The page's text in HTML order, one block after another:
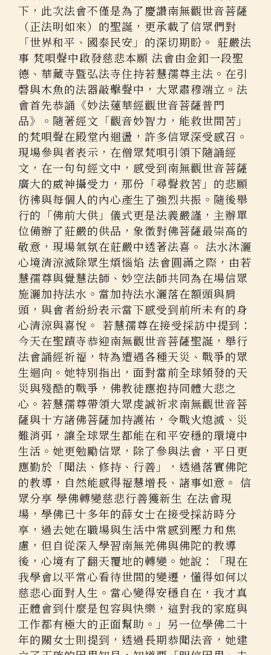
下，此次法會不僅是為了慶讚南無觀世音菩薩
（正法明如來）的聖誕，更承載了信眾們對
「世界和平、國泰民安」的深切期盼。 莊嚴法
事 梵唄聲中啟發慈悲本願 法會由金釦一段聖
德、華藏寺暨弘法寺住持若慧孺尊主法。在引
磬與木魚的法器敲擊聲中，大眾肅穆端立。法
會首先恭誦《妙法蓮華經觀世音菩薩普門
品》。隨著經文「觀音妙智力，能救世間苦」
的梵唄聲在殿堂內迴盪，許多信眾深受感召。
現場參與者表示，在僧眾梵唄引領下隨誦經
文，在一句句經文中，感受到南無觀世音菩薩
廣大的威神攝受力，那份「尋聲救苦」的悲願
彷彿與每個人的內心產生了強烈共振。隨後舉
行的「佛前大供」儀式更是法義嚴謹，主辦單
位備辦了莊嚴的供品，象徵對佛菩薩最崇高的
敬意，現場氣氛在莊嚴中透著法喜。 法水沐灑
心境清涼滅除眾生煩惱焰 法會圓滿之際，由若
慧孺尊與覺慧法師、妙空法師共同為在場信眾
施灑加持法水。當加持法水灑落在額頭與肩
頭，與會者紛紛表示當下感受到前所未有的身
心清涼與喜悅。 若慧孺尊在接受採訪中提到：
今天在聖蹟寺恭迎南無觀世音菩薩聖誕，舉行
法會誦經祈福，特為遭遇各種天災、戰爭的眾
生迴向。她特別指出，面對當前全球頻發的天
災與殘酷的戰爭，佛教徒應抱持同體大悲之
心。若慧孺尊帶領大眾虔誠祈求南無觀世音菩
薩與十方諸佛菩薩加持護祐，令戰火熄滅、災
難消弭，讓全球眾生都能在和平安穩的環境中
生活。她更勉勵信眾，除了參與法會，平日更
應勤於「聞法、修持、行善」，透過落實佛陀
的教導，自然能感得福慧增長、諸事如意。 信
眾分享 學佛轉變慈悲行善獲新生 在法會現
場，學佛已十多年的薛女士在接受採訪時分
享，過去她在職場與生活中常感到壓力和焦
慮，但自從深入學習南無羌佛與佛陀的教導
後，心境有了翻天覆地的轉變。她說：「現在
我學會以平常心看待世間的變遷，懂得如何以
慈悲心面對人生。當心變得安穩自在，我才真
正體會到什麼是包容與快樂，這對我的家庭與
工作都有極大的正面幫助。」另一位學佛二十
年的關女士則提到，透過長期恭聞法音，她建